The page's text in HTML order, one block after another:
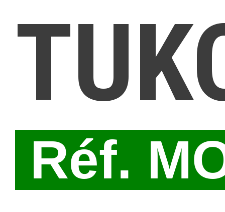
Réf.